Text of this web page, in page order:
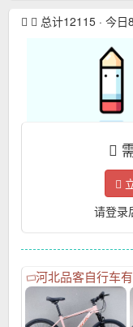
总计12115 · 今日
请登录
河北品客自行车有限公司，位于广宗县创业大道工业区，主要